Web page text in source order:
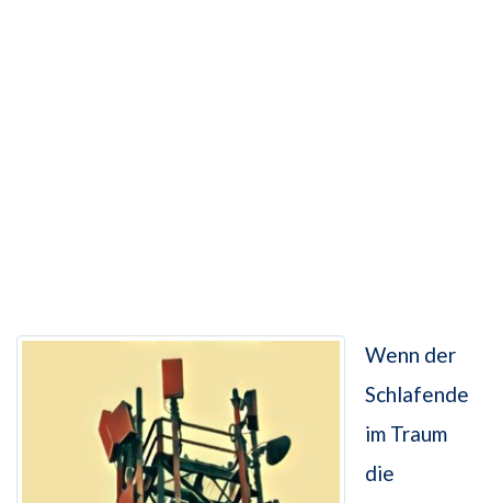
Wenn der
Schlafende
im Traum
die